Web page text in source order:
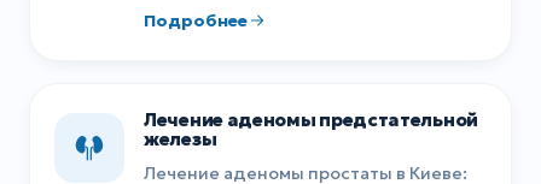
Подробнее
Лечение аденомы предстательной
железы
Лечение аденомы простаты в Киеве: